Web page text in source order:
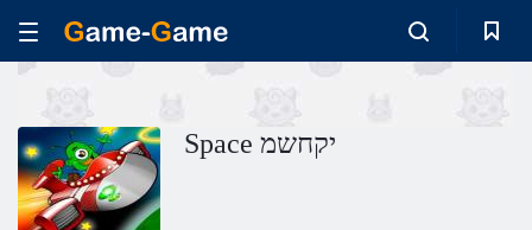
Space יקחשמ